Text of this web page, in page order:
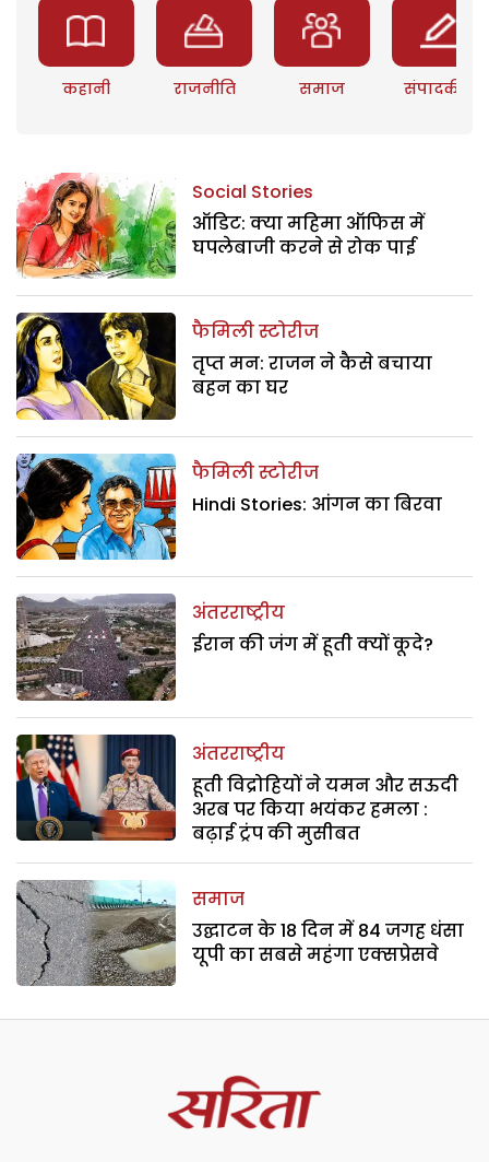
कहानी राजनीति समाज संपादकीय
Social Stories
ऑडिट: क्या महिमा ऑफिस में
घपलेबाजी करने से रोक पाई
फैमिली स्टोरीज
तृप्त मन: राजन ने कैसे बचाया
बहन का घर
फैमिली स्टोरीज
Hindi Stories: आंगन का बिरवा
अंतरराष्ट्रीय
ईरान की जंग में हूती क्यों कूदे?
अंतरराष्ट्रीय
हूती विद्रोहियों ने यमन और सऊदी
अरब पर किया भयंकर हमला :
बढ़ाई ट्रंप की मुसीबत
समाज
उद्घाटन के 18 दिन में 84 जगह धंसा
यूपी का सबसे महंगा एक्सप्रेसवे